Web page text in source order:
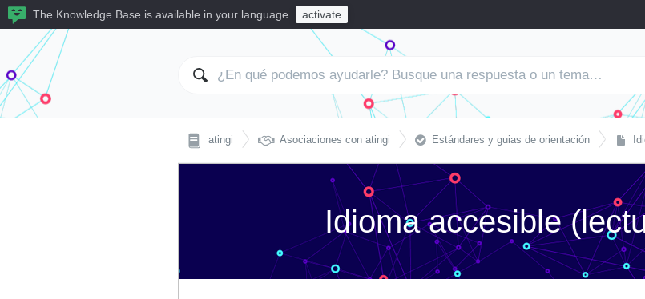
The Knowledge Base is available in your language activate
atingi  Asociaciones con atingi  Estándares y guias de orientación
Idioma accesible